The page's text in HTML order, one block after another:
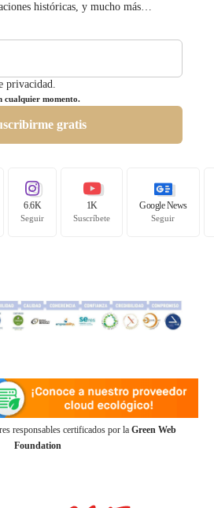
históricas, y mucho más…
privacidad.
cualquier momento.
gratis
6.6K
Seguir
1K
Suscríbete
Google News
Seguir
responsables certificados por la Green Web
Foundation